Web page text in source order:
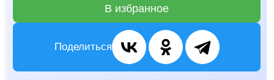
В избранное
Поделиться